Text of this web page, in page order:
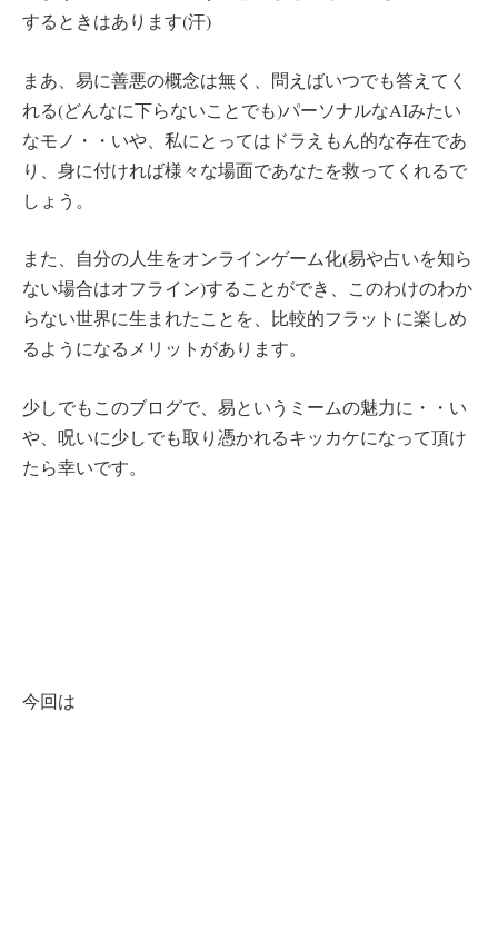
するときはあります(汗)
まあ、易に善悪の概念は無く、問えばいつでも答えてく
れる(どんなに下らないことでも)パーソナルなAIみたい
なモノ・・いや、私にとってはドラえもん的な存在であ
り、身に付ければ様々な場面であなたを救ってくれるで
しょう。
また、自分の人生をオンラインゲーム化(易や占いを知ら
ない場合はオフライン)することができ、このわけのわか
らない世界に生まれたことを、比較的フラットに楽しめ
るようになるメリットがあります。
少しでもこのブログで、易というミームの魅力に・・い
や、呪いに少しでも取り憑かれるキッカケになって頂け
たら幸いです。
今回は